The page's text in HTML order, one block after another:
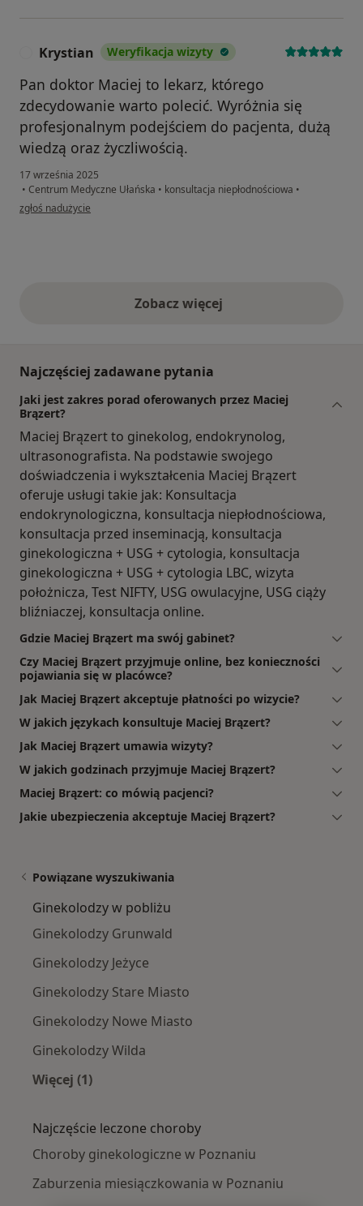
Krystian Weryfikacja wizyty
Pan doktor Maciej to lekarz, którego
zdecydowanie warto polecić. Wyróżnia się
profesjonalnym podejściem do pacjenta, dużą
wiedzą oraz życzliwością.
17 września 2025
• Centrum Medyczne Ułańska • konsultacja niepłodnościowa •
w opinii użytkownika Krystian
zgłoś nadużycie
Zobacz więcejopinie powyżej
Najczęściej zadawane pytania
Jaki jest zakres porad oferowanych przez Maciej
Brązert?
Maciej Brązert to ginekolog, endokrynolog,
ultrasonografista. Na podstawie swojego
doświadczenia i wykształcenia Maciej Brązert
oferuje usługi takie jak: Konsultacja
endokrynologiczna, konsultacja niepłodnościowa,
konsultacja przed inseminacją, konsultacja
ginekologiczna + USG + cytologia, konsultacja
ginekologiczna + USG + cytologia LBC, wizyta
położnicza, Test NIFTY, USG owulacyjne, USG ciąży
bliźniaczej, konsultacja online.
Gdzie Maciej Brązert ma swój gabinet?
Czy Maciej Brązert przyjmuje online, bez konieczności
pojawiania się w placówce?
Jak Maciej Brązert akceptuje płatności po wizycie?
W jakich językach konsultuje Maciej Brązert?
Jak Maciej Brązert umawia wizyty?
W jakich godzinach przyjmuje Maciej Brązert?
Maciej Brązert: co mówią pacjenci?
Jakie ubezpieczenia akceptuje Maciej Brązert?
Powiązane wyszukiwania
Ginekolodzy w pobliżu
Ginekolodzy Grunwald
Ginekolodzy Jeżyce
Ginekolodzy Stare Miasto
Ginekolodzy Nowe Miasto
Ginekolodzy Wilda
Więcej (1)
Najczęście leczone choroby
Choroby ginekologiczne w Poznaniu
Zaburzenia miesiączkowania w Poznaniu